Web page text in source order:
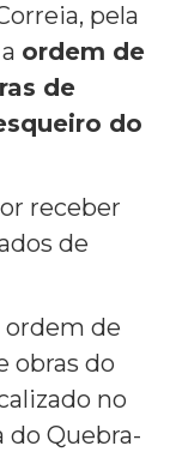
pela
ordem de
de
do
receber
de
ordem de
obras do
no
do Quebra-